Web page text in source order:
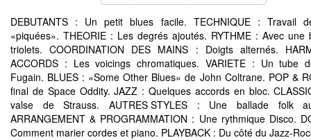
DEBUTANTS : Un petit blues facile. TECHNIQUE : Travail
«piquées». THEORIE : Les degrés ajoutés. RYTHME : Avec une
triolets. COORDINATION DES MAINS : Doigts alternés.
ACCORDS : Les voicings chromatiques. VARIETE : Un tube
Fugain. BLUES : «Some Other Blues» de John Coltrane. POP &
final de Space Oddity. JAZZ : Quelques accords en bloc.
valse de Strauss. AUTRES STYLES : Une ballade folk
ARRANGEMENT & PROGRAMMATION : Une rythmique Disco.
Comment marier cordes et piano. PLAYBACK : Du côté du Jazz-